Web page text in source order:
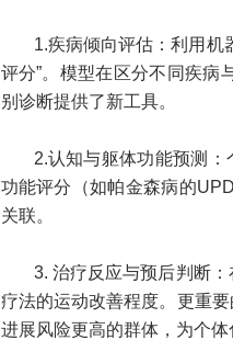
1.疾病倾向评估：利用机
评分”。模型在区分不同疾病
别诊断提供了新工具。
2.认知与躯体功能预测
功能评分（如帕金森病的
关联。
3. 治疗反应与预后判断
疗法的运动改善程度。更重
进展风险更高的群体，为个体